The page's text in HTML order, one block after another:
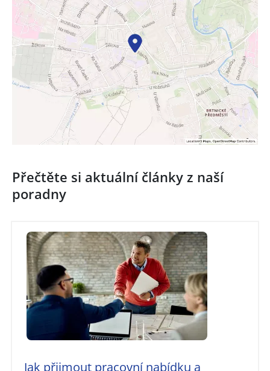
Přečtěte si aktuální články z naší
poradny
Jak přijmout pracovní nabídku a